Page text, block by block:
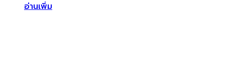
อ่านเพิ่ม